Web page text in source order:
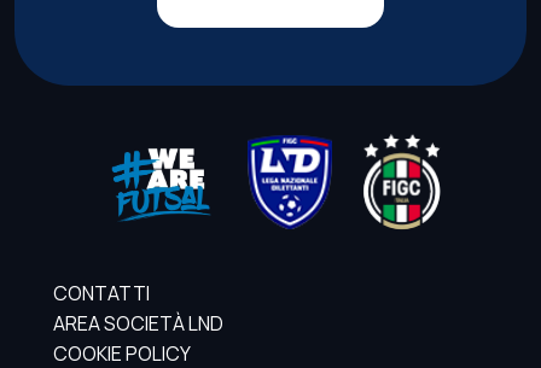
CONTATTI
AREA SOCIETÀ LND
COOKIE POLICY